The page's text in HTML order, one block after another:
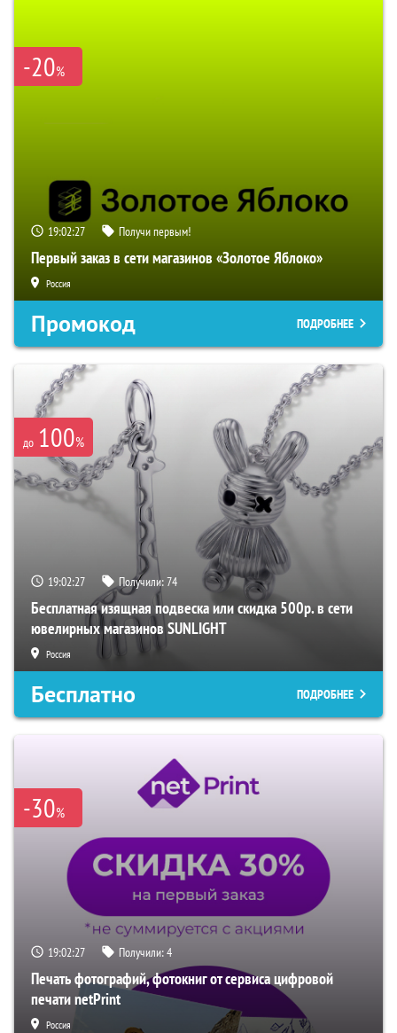
-20%
19:02:26 Получи первым!
Первый заказ в сети магазинов «Золотое Яблоко»
Россия
Промокод ПОДРОБНЕЕ
до 100%
19:02:26 Получили:74
Бесплатная изящная подвеска или скидка 500р. в сети
ювелирных магазинов SUNLIGHT
Россия
Бесплатно ПОДРОБНЕЕ
-30%
19:02:26 Получили:4
Печать фотографий, фотокниг от сервиса цифровой
печати netPrint
Россия